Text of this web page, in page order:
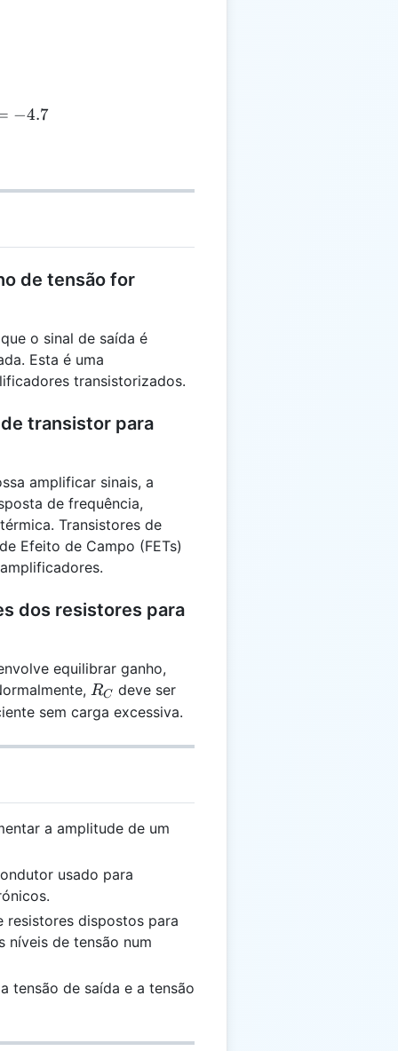
-\frac{4700}{1000} = -4.7
−4.7
de tensão for
o sinal de saída é
Esta é uma
transistorizados.
transistor para
amplificar sinais, a
de frequência,
Transistores de
Efeito de Campo (FETs)
dos resistores para
equilibrar ganho,
R_C
RC deve ser
sem carga excessiva.
a amplitude de um
usado para
resistores dispostos para
de tensão num
tensão de saída e a tensão